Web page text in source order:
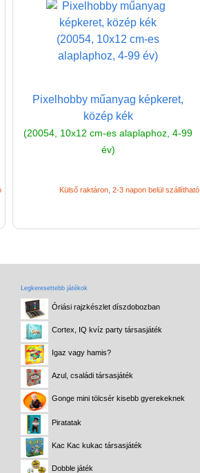
Pixelhobby műanyag képkeret,
közép kék
(20054, 10x12 cm-es alaplaphoz, 4-99
év)
Külső raktáron, 2-3 napon belül szállítható
Legkeresettebb játékok
Óriási rajzkészlet díszdobozban
Cortex, IQ kvíz party társasjáték
Igaz vagy hamis?
Azul, családi társasjáték
Gonge mini tölcsér kisebb gyerekeknek
Piratatak
Kac Kac kukac társasjáték
Dobble játék